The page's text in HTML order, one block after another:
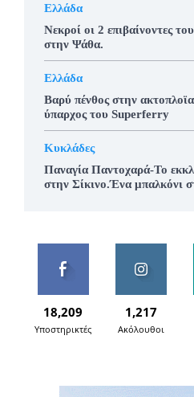
Ελλάδα
Νεκροί οι 2 επιβαίνοντες
στην Ψάθα.
Ελλάδα
Βαρύ πένθος στην
ύπαρχος του Superferry
Κυκλάδες
Παναγία Παντοχαρά-Το
στην Σίκινο.Ένα μπαλκόνι
18,209
Υποστηρικτές
1,217
Ακόλουθοι